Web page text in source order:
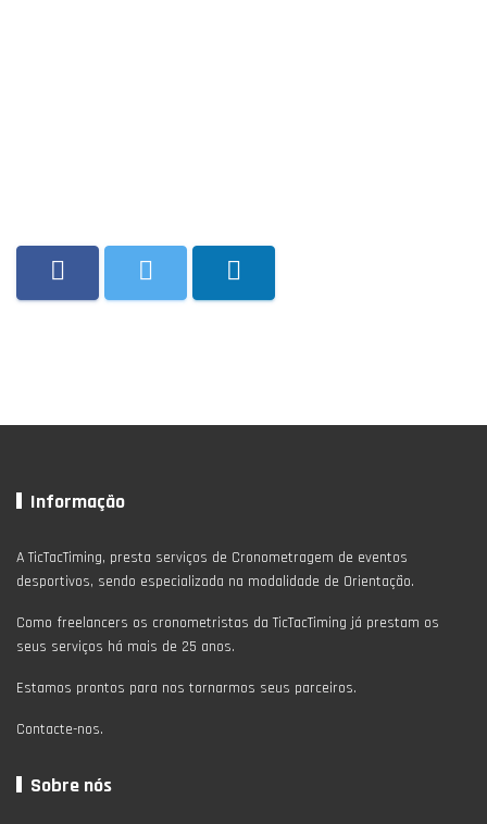
Informação
A TicTacTiming, presta serviços de Cronometragem de eventos
desportivos, sendo especializada na modalidade de Orientação.
Como freelancers os cronometristas da TicTacTiming já prestam os
seus serviços há mais de 25 anos.
Estamos prontos para nos tornarmos seus parceiros.
Contacte-nos.
Sobre nós